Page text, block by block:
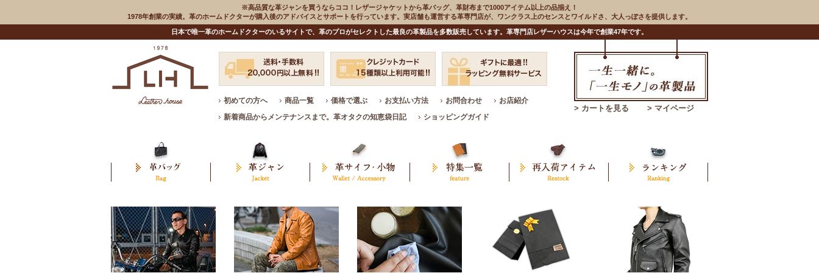
※高品質な革ジャンを買うならココ！レザージャケットから革バッグ、革財布まで1000アイテム以上の品揃え！
1978年創業の実績。革のホームドクターが購入後のアドバイスとサポートを行っています。実店舗も運営する革専門店が、ワンクラス上のセンスとワイルドさ、大人っぽさを提供します。
日本で唯一革のホームドクターのいるサイトで、革のプロがセレクトした最良の革製品を多数販売しています。革専門店レザーハウスは今年で創業47年です。
初めての方へ 商品一覧 価格で選ぶ お支払い方法 お問合わせ
お店紹介
新着商品からメンテナンスまで。革オタクの知恵袋日記
ショッピングガイド
> カートを見る > マイページ